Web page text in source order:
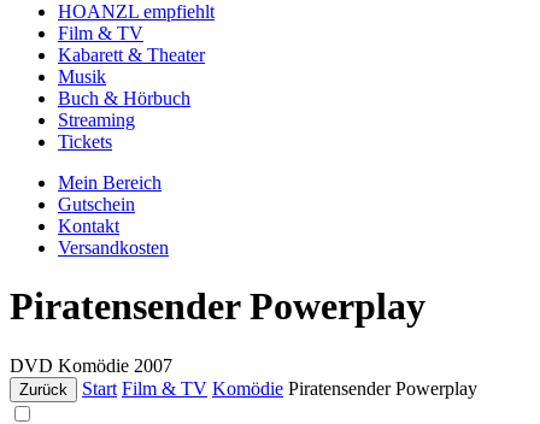
HOANZL empfiehlt
Film & TV
Kabarett & Theater
Musik
Buch & Hörbuch
Streaming
Tickets
Mein Bereich
Gutschein
Kontakt
Versandkosten
Piratensender Powerplay
DVD Komödie 2007
Zurück Start Film & TV Komödie Piratensender Powerplay